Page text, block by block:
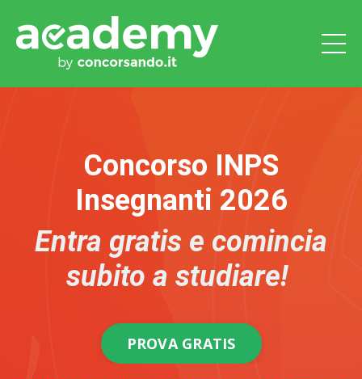
Concorso INPS
Insegnanti 2026
Entra gratis e comincia
subito a studiare!
PROVA GRATIS